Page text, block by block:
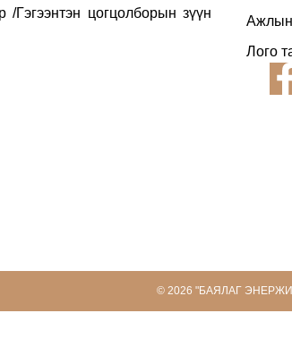
/Гэгээнтэн цогцолборын зүүн
Ажлын
Лого
© 2026 "БАЯЛАГ